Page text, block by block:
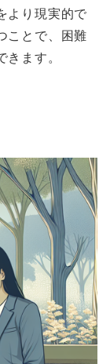
より現実的で
ことで、困難
ます。